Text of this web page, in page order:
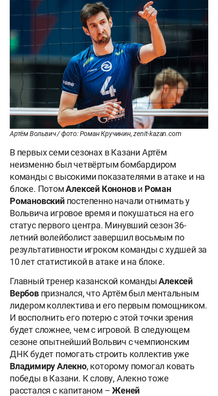
Артём Вольвич / фото: Роман Кручинин, zenit-kazan.com
В первых семи сезонах в Казани Артём
неизменно был четвёртым бомбардиром
команды с высокими показателями в атаке и на
блоке. ПотомАлексей Кононови Роман
Романовскийпостепенно начали отнимать у
Вольвича игровое время и покушаться на его
статус первого центра. Минувший сезон 36-
летний волейболист завершил восьмым по
результативности игроком команды с худшей за
10 лет статистикой в атаке и на блоке.
Главный тренер казанской командыАлексей
Вербовпризнался, что Артём был ментальным
лидером коллектива и его первым помощником.
И восполнить его потерю с этой точки зрения
будет сложнее, чем с игровой. В следующем
сезоне опытнейший Вольвич с чемпионским
ДНК будет помогать строить коллектив уже
Владимиру Алекно, которому помогал ковать
победы в Казани. К слову, Алекно тоже
расстался с капитаном –Женей